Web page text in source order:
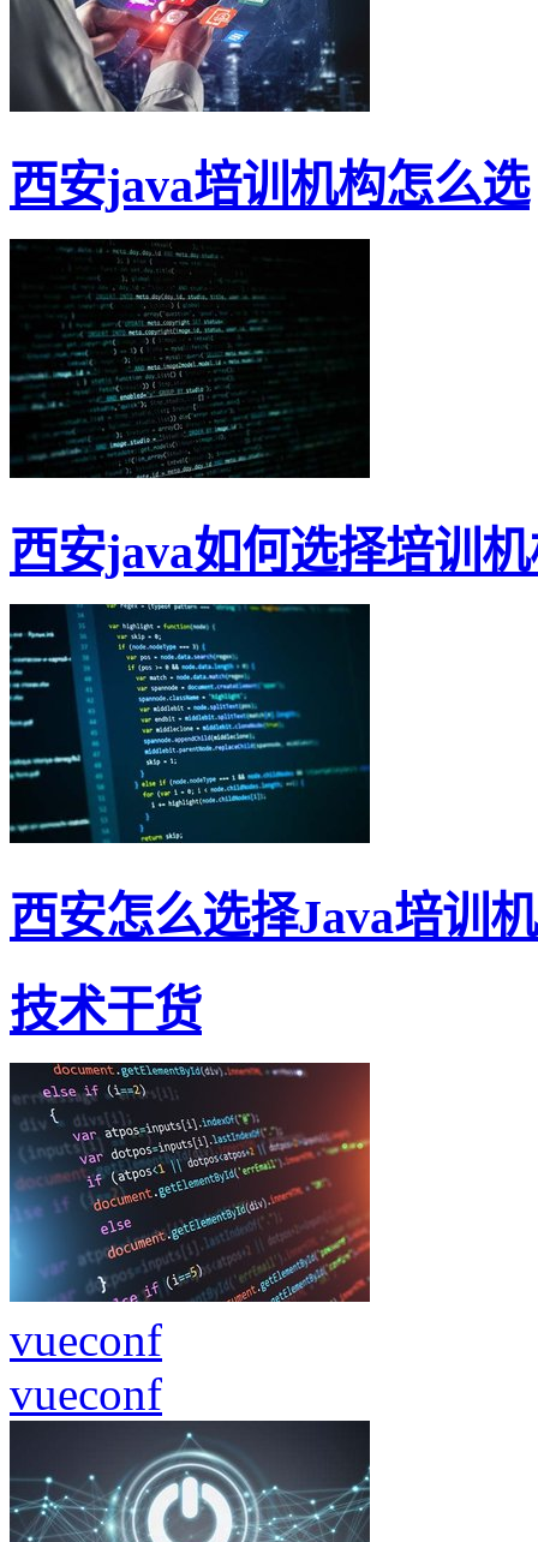
西安java培训机构怎么选
西安java如何选择培训
西安怎么选择Java培训
技术干货
vueconf
vueconf